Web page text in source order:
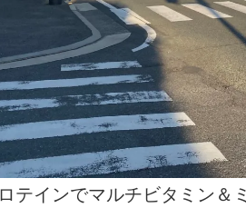
テインでマルチビタミン＆